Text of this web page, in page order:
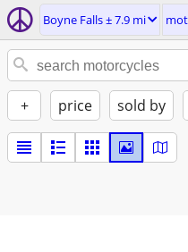
Boyne Falls ± 7.9 mi
+ price sold by